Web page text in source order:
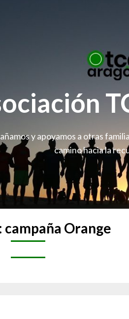
y apoyamos a otras
camino hacia la
campaña Orange